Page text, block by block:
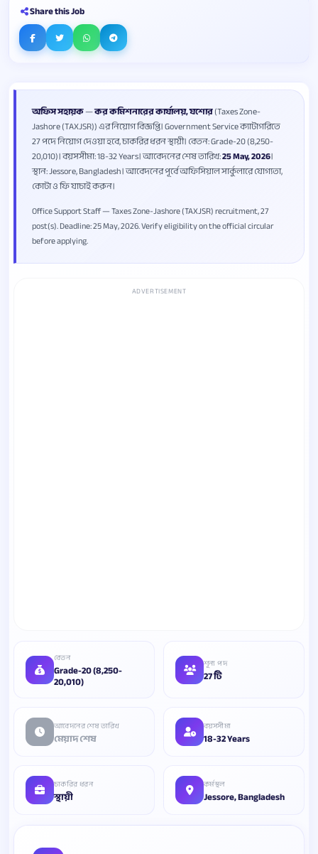
অফিস সহায়ক—কর কমিশনারের কার্যালয়, যশোর(Taxes Zone-
Jashore (TAXJSR)) এর নিয়োগ বিজ্ঞপ্তি। Government Service ক্যাটাগরিতে
27 পদে নিয়োগ দেওয়া হবে, চাকরির ধরন স্থায়ী। বেতন: Grade-20 (8,250-
20,010)। বয়সসীমা: 18-32 Years। আবেদনের শেষ তারিখ:25 May, 2026।
স্থান: Jessore, Bangladesh। আবেদনের পূর্বে অফিসিয়াল সার্কুলারে যোগ্যতা,
কোটা ও ফি যাচাই করুন।
Office Support Staff — Taxes Zone-Jashore (TAXJSR) recruitment, 27
post(s). Deadline: 25 May, 2026. Verify eligibility on the official circular
before applying.
ADVERTISEMENT
বেতন
Grade-20 (8,250-
20,010)
শূন্য পদ
27 টি
আবেদনের শেষ তারিখ
মেয়াদ শেষ
বয়সসীমা
18-32 Years
চাকরির ধরন
স্থায়ী
কর্মস্থল
Jessore, Bangladesh
Share this Job